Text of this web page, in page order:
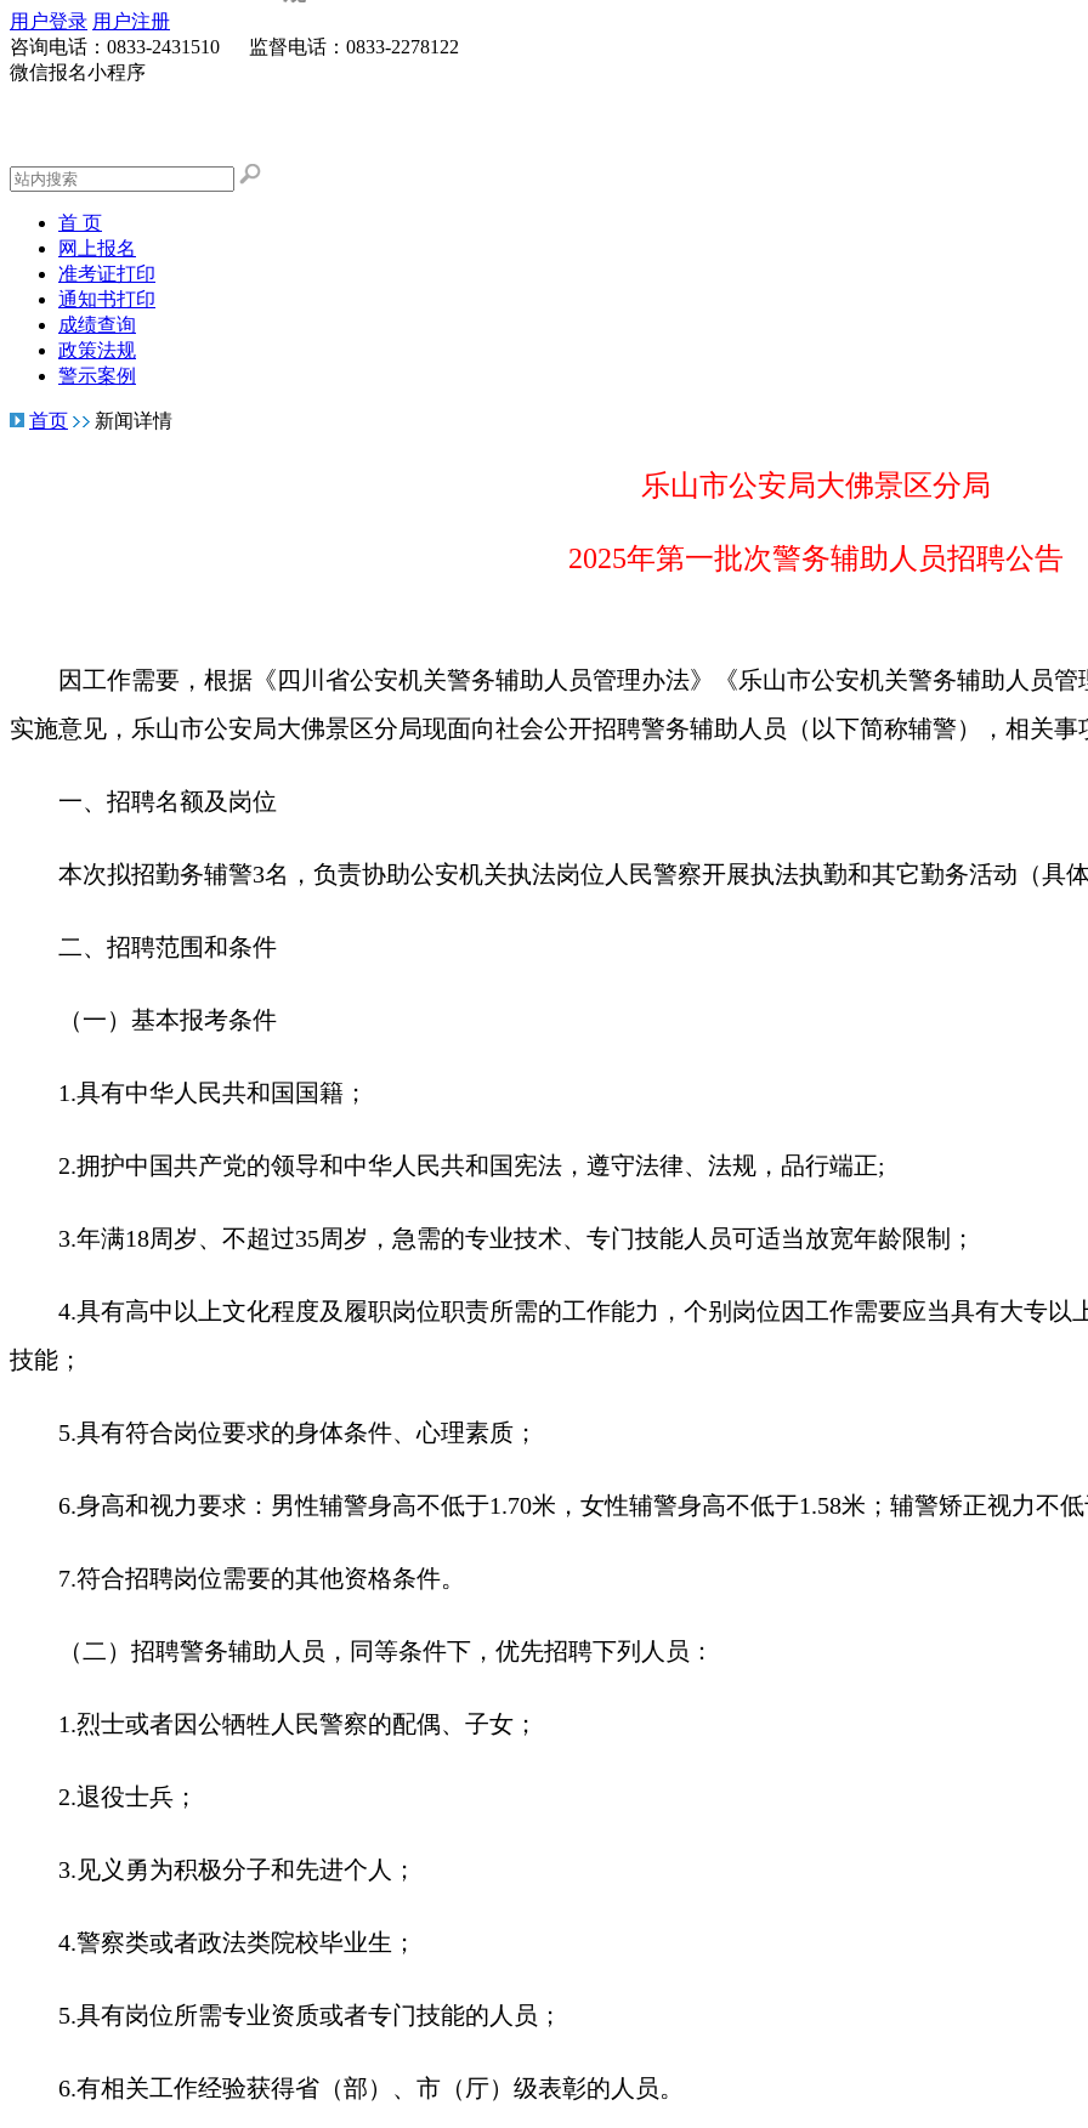
用户登录 用户注册
咨询电话：0833-2431510 监督电话：0833-2278122
微信报名小程序
公
权
首 页
网上报名
准考证打印
通知书打印
成绩查询
政策法规
警示案例
首页 新闻详情
乐山市公安局大佛景区分局
2025年第一批次警务辅助人员招聘公告
因工作需要，根据《四川省公安机关警务辅助人员管理办法》《乐山市公安机关警务辅助人员
实施意见，乐山市公安局大佛景区分局现面向社会公开招聘警务辅助人员（以下简称辅警），相关事
一、招聘名额及岗位
本次拟招勤务辅警3名，负责协助公安机关执法岗位人民警察开展执法执勤和其它勤务活动（具
二、招聘范围和条件
（一）基本报考条件
1.具有中华人民共和国国籍；
2.拥护中国共产党的领导和中华人民共和国宪法，遵守法律、法规，品行端正;
3.年满18周岁、不超过35周岁，急需的专业技术、专门技能人员可适当放宽年龄限制；
4.具有高中以上文化程度及履职岗位职责所需的工作能力，个别岗位因工作需要应当具有大专
技能；
5.具有符合岗位要求的身体条件、心理素质；
6.身高和视力要求：男性辅警身高不低于1.70米，女性辅警身高不低于1.58米；辅警矫正视力不
7.符合招聘岗位需要的其他资格条件。
（二）招聘警务辅助人员，同等条件下，优先招聘下列人员：
1.烈士或者因公牺牲人民警察的配偶、子女；
2.退役士兵；
3.见义勇为积极分子和先进个人；
4.警察类或者政法类院校毕业生；
5.具有岗位所需专业资质或者专门技能的人员；
6.有相关工作经验获得省（部）、市（厅）级表彰的人员。